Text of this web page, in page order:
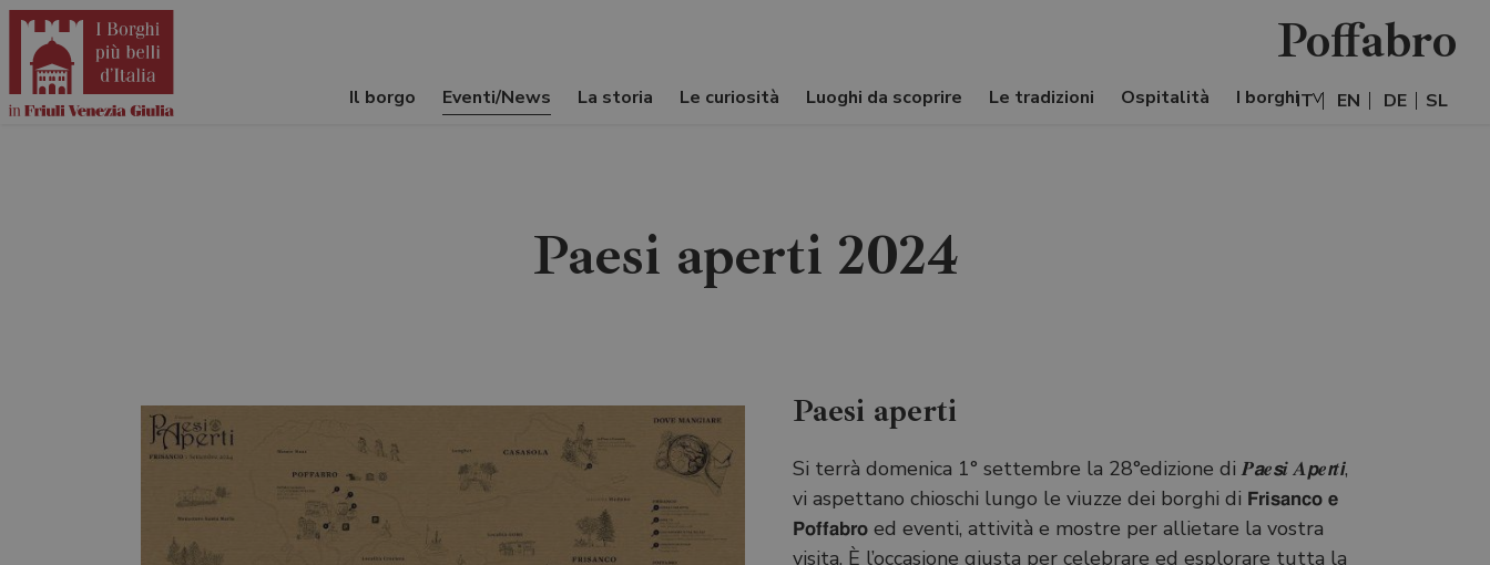
IT EN DE SL
Il borgo Eventi/News La storia Le curiosità Luoghi da scoprire Le tradizioni Ospitalità I borghi
Poffabro
Paesi aperti 2024
Paesi aperti
Si terrà domenica 1° settembre la 28°edizione di 𝑷𝙖𝒆𝙨𝒊 𝑨𝙥𝒆𝙧𝒕𝙞,
vi aspettano chioschi lungo le viuzze dei borghi di 𝗙𝗿𝗶𝘀𝗮𝗻𝗰𝗼 𝗲
𝗣𝗼𝗳𝗳𝗮𝗯𝗿𝗼 ed eventi, attività e mostre per allietare la vostra
visita. È l’occasione giusta per celebrare ed esplorare tutta la